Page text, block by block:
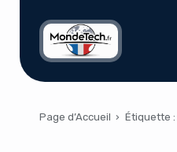
Page d’Accueil › Étiquette :